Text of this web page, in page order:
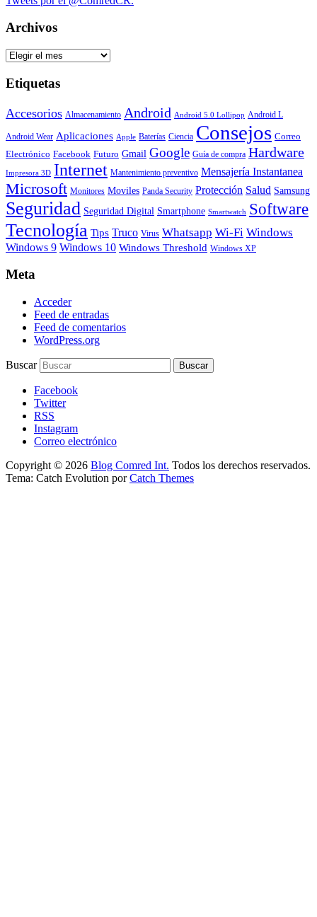
Archivos
Archivos
Etiquetas
Accesorios Almacenamiento Android Android 5.0 Lollipop Android L
Android Wear Aplicaciones Apple Baterías Ciencia Consejos Correo
Electrónico Facebook Futuro Gmail Google Guía de compra Hardware
Impresora 3D Internet Mantenimiento preventivo Mensajería Instantanea
Microsoft Monitores Moviles Panda Security Protección Salud Samsung
Seguridad Seguridad Digital Smartphone Smartwatch Software
Tecnología Tips Truco Virus Whatsapp Wi-Fi Windows
Windows 9 Windows 10 Windows Threshold Windows XP
Meta
Acceder
Feed de entradas
Feed de comentarios
WordPress.org
Buscar
Facebook
Twitter
RSS
Instagram
Correo electrónico
Copyright © 2026 Blog Comred Int. Todos los derechos reservados.
Tema: Catch Evolution porCatch Themes